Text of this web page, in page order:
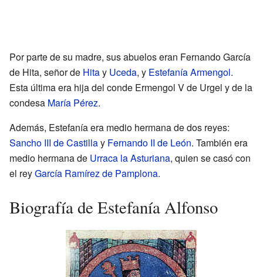
Por parte de su madre, sus abuelos eran Fernando García
de Hita, señor de Hitay Uceda, y Estefanía Armengol.
Esta última era hija del conde Ermengol V de Urgel y de la
condesa María Pérez.
Además, Estefanía era medio hermana de dos reyes:
Sancho III de Castillay Fernando II de León. También era
medio hermana de Urraca la Asturiana, quien se casó con
el reyGarcía Ramírez de Pamplona.
Biografía de Estefanía Alfonso